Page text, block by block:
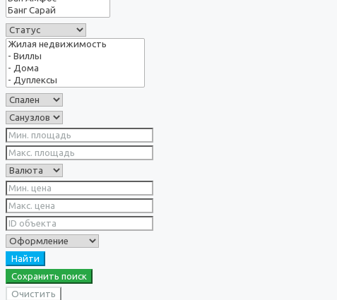
Найти
Сохранить поиск
Очистить